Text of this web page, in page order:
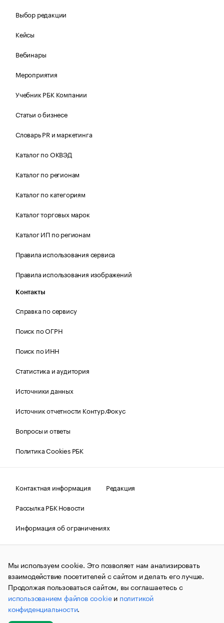
Выбор редакции
Кейсы
Вебинары
Мероприятия
Учебник РБК Компании
Статьи о бизнесе
Словарь PR и маркетинга
Каталог по ОКВЭД
Каталог по регионам
Каталог по категориям
Каталог торговых марок
Каталог ИП по регионам
Правила использования сервиса
Правила использования изображений
Контакты
Справка по сервису
Поиск по ОГРН
Поиск по ИНН
Статистика и аудитория
Источники данных
Источник отчетности Контур.Фокус
Вопросы и ответы
Политика Cookies РБК
Контактная информация
Редакция
Рассылка РБК Новости
Информация об ограничениях
Правовая информация
О соблюдении авторских прав
© АО «РОСБИЗНЕСКОНСАЛТИНГ»,1995–2026.Сообщения
и материалы информационного агентства «РБК»
(зарегистрировано Федеральной службой по надзору в сфере
связи, информационных технологий и массовых
коммуникаций (Роскомнадзор) 09.12.2015 за номером ИА
№ФС77-63848) сопровождаются пометкой «РБК». Отдельные
публикации могут содержать информацию,
Мы используем cookie. Это позволяет нам анализировать
взаимодействие посетителей с сайтом и делать его лучше.
Продолжая пользоваться сайтом, вы соглашаетесь с
использованием файлов cookieи политикой
конфиденциальности.